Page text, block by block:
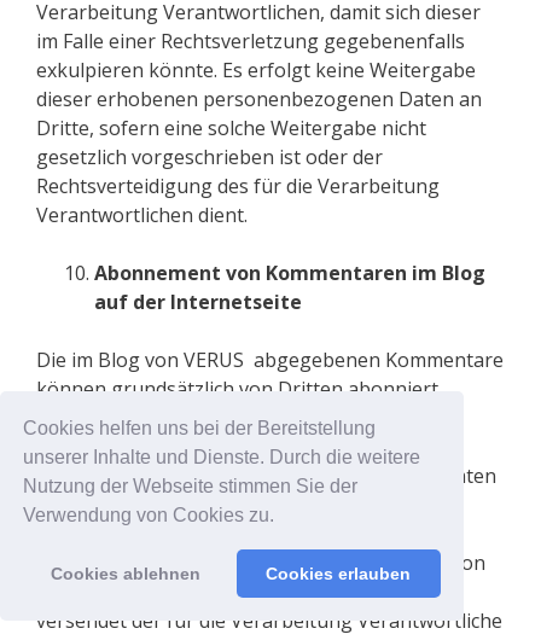
Cookies helfen uns bei der Bereitstellung
unserer Inhalte und Dienste. Durch die weitere
Nutzung der Webseite stimmen Sie der
Verwendung von Cookies zu.
Cookies ablehnen Cookies erlauben
Verarbeitung Verantwortlichen, damit sich dieser
im Falle einer Rechtsverletzung gegebenenfalls
exkulpieren könnte. Es erfolgt keine Weitergabe
dieser erhobenen personenbezogenen Daten an
Dritte, sofern eine solche Weitergabe nicht
gesetzlich vorgeschrieben ist oder der
Rechtsverteidigung des für die Verarbeitung
Verantwortlichen dient.
Abonnement von Kommentaren im Blog
auf der Internetseite
Die im Blog von VERUS abgegebenen Kommentare
können grundsätzlich von Dritten abonniert
werden. Insbesondere besteht die Möglichkeit,
dass ein Kommentator die seinem Kommentar
nachfolgenden Kommentare zu einem bestimmten
Blog-Beitrag abonniert.
Sofern sich eine betroffene Person für die Option
entscheidet, Kommentare zu abonnieren,
versendet der für die Verarbeitung Verantwortliche